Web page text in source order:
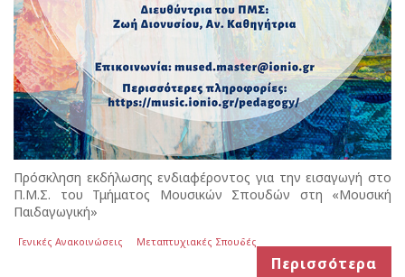
Πρόσκληση εκδήλωσης ενδιαφέροντος για την εισαγωγή στο
Π.Μ.Σ. του Τμήματος Μουσικών Σπουδών στη «Μουσική
Παιδαγωγική»
Γενικές Ανακοινώσεις Μεταπτυχιακές Σπουδές
Περισσότερα